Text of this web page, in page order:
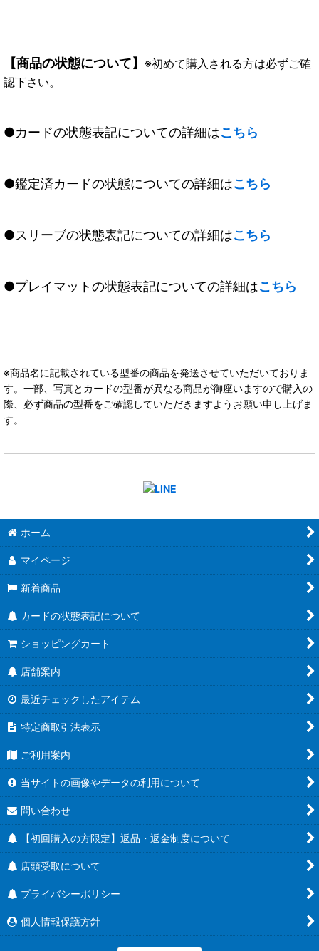
【商品の状態について】 ※初めて購入される方は必ずご確
認下さい。
●カードの状態表記についての詳細はこちら
●鑑定済カードの状態についての詳細はこちら
●スリーブの状態表記についての詳細はこちら
●プレイマットの状態表記についての詳細はこちら
※商品名に記載されている型番の商品を発送させていただいておりま
す。一部、写真とカードの型番が異なる商品が御座いますので購入の
際、必ず商品の型番をご確認していただきますようお願い申し上げま
す。
ホーム
マイページ
新着商品
カードの状態表記について
ショッピングカート
店舗案内
最近チェックしたアイテム
特定商取引法表示
ご利用案内
当サイトの画像やデータの利用について
問い合わせ
【初回購入の方限定】返品・返金制度について
店頭受取について
プライバシーポリシー
個人情報保護方針